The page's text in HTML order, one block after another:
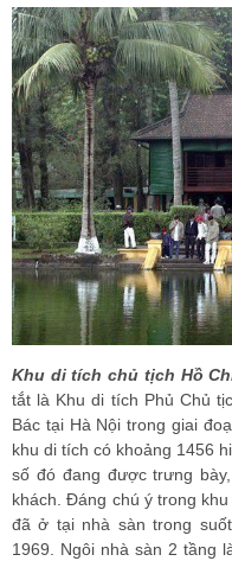
Khu di tích chủ tịch Hồ
tắt là Khu di tích Phủ Chủ
Bác tại Hà Nội trong giai
khu di tích có khoảng 1456
số đó đang được trưng
khách. Đáng chú ý trong
đã ở tại nhà sàn trong
1969. Ngôi nhà sàn 2 tầng